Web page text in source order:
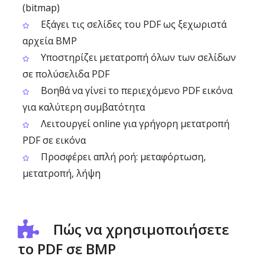
(bitmap)
Εξάγει τις σελίδες του PDF ως ξεχωριστά
αρχεία BMP
Υποστηρίζει μετατροπή όλων των σελίδων
σε πολύσελιδα PDF
Βοηθά να γίνεi το περιεχόμενο PDF εικόνα
για καλύτερη συμβατότητα
Λειτουργεί online για γρήγορη μετατροπή
PDF σε εικόνα
Προσφέρει απλή ροή: μεταφόρτωση,
μετατροπή, λήψη
Πώς να χρησιμοποιήσετε
το PDF σε BMP